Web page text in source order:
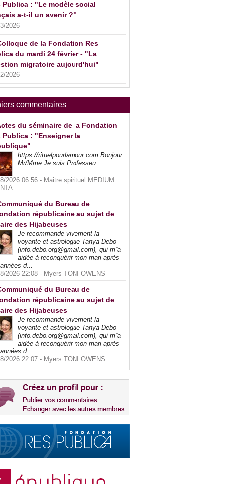
Publica : "Le modèle social
a-t-il un avenir ?"
2026
de la Fondation Res
du mardi 24 février - "La
migratoire aujourd'hui"
2026
commentaires
du séminaire de la Fondation
Publica : "Enseigner la
https://rituelpourlamour.com Bonjour
Mr/Mme Je suis Professeu...
2026 06:56 - Maitre spirituel MEDIUM
du Bureau de
républicaine au sujet de
des Hijabeuses
Je recommande vivement la
voyante et astrologue Tanya Debo
(info.debo.org@gmail.com), qui m''a
aidée à reconquérir mon mari après
d...
2026 22:08 - Myers TONI OWENS
du Bureau de
républicaine au sujet de
des Hijabeuses
Je recommande vivement la
voyante et astrologue Tanya Debo
(info.debo.org@gmail.com), qui m''a
aidée à reconquérir mon mari après
d...
2026 22:07 - Myers TONI OWENS